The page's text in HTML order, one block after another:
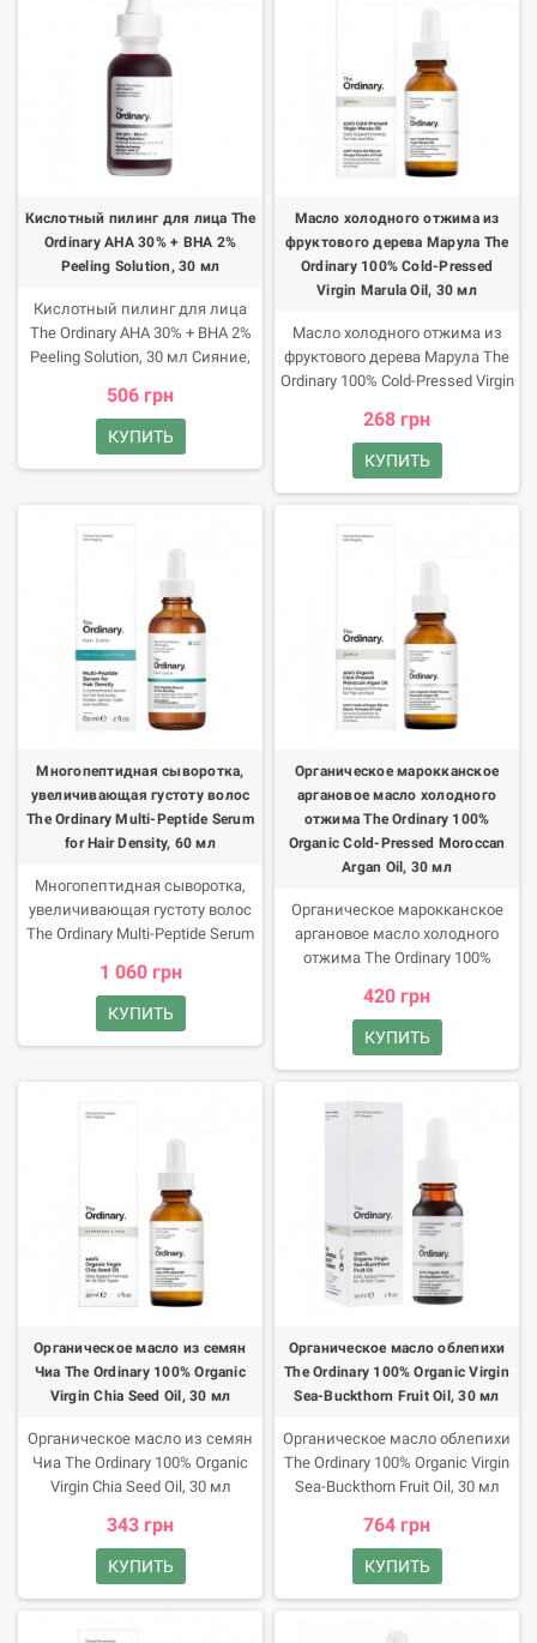
силиконов, глютена, орехов,
минерального масла, его не
тестировали на животных.
Преимущества продукта
Замедляет возрастные
изменения кожи и
Прекрасно увлажняет и питает.
Улучшает тургор. Защищает от
пагубного воздействия
свободных радикалов.
типов. Продукт отличается
темно-красным оттенком и
приятным ароматом.
Кислотный пилинг для лица The
Ordinary AHA 30% + BHA 2%
Peeling Solution, 30 мл
Кислотный пилинг для лица
The Ordinary AHA 30% + BHA 2%
Peeling Solution, 30 мл Сияние,
мечта, а результат работы
пилинга Solution бренда The
Ordinary! Преимущества
кислоты двух типов в
чтобы подарить коже заметное
обновление.
506 грн
КУПИТЬ
Масло холодного отжима из
фруктового дерева Марула The
Ordinary 100% Cold-Pressed
Virgin Marula Oil, 30 мл
Масло холодного отжима из
фруктового дерева Марула The
Ordinary 100% Cold-Pressed Virgin
УВАГУ! Цей товар з уцнкою,
тому що строк його придатност
добга кнця.
268 грн
КУПИТЬ
Многопептидная сыворотка,
увеличивающая густоту волос
The Ordinary Multi-Peptide Serum
for Hair Density, 60 мл
Многопептидная сыворотка,
увеличивающая густоту волос
The Ordinary Multi-Peptide Serum
потеряли былую плотность из-
за стресса, проблем со
здоровьем или внешних
различных пептидов, которая
активизирует спящие
волосяные фолликулы и
стимулирует рост новых волос.
1 060 грн
КУПИТЬ
Органическое марокканское
аргановое масло холодного
отжима The Ordinary 100%
Organic Cold-Pressed Moroccan
Argan Oil, 30 мл
Органическое марокканское
аргановое масло холодного
отжима The Ordinary 100%
Argan Oil, 30 мл Марокканское
масло это питание, молодость
и красота. Почувствуйте его
силу со 100% Organic Cold-
Pressed Moroccan Argan Oil!
Преимущества продукта
особое средство, что на 100%
состоит из органического
масла семян аргании
холодного отжима.
420 грн
КУПИТЬ
Органическое масло из семян
Чиа The Ordinary 100% Organic
Virgin Chia Seed Oil, 30 мл
Органическое масло из семян
Чиа The Ordinary 100% Organic
Virgin Chia Seed Oil, 30 мл
Ordinary сила природы для
красоты волос и кожи! Это
веганский продукт, который не
содержит воды, спирта,
343 грн
КУПИТЬ
Органическое масло облепихи
The Ordinary 100% Organic Virgin
Sea-Buckthorn Fruit Oil, 30 мл
Органическое масло облепихи
The Ordinary 100% Organic Virgin
Sea-Buckthorn Fruit Oil, 30 мл
коже органическое масло
облепихи бренда The Ordinary.
Веганский продукт не имеет в
составе воды, спирта,
764 грн
КУПИТЬ